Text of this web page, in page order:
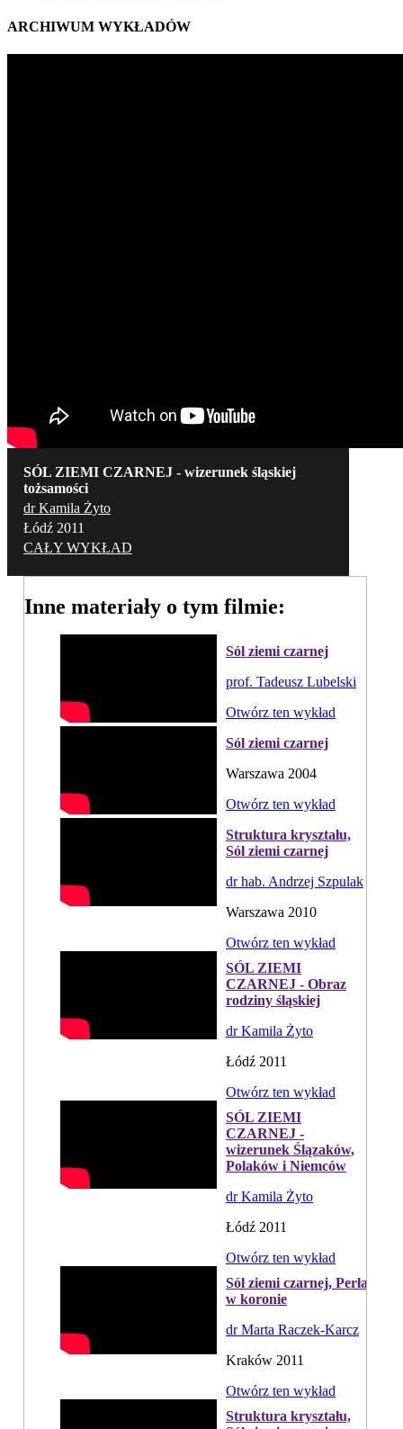
ARCHIWUM WYKŁADÓW
SÓL ZIEMI CZARNEJ - wizerunek śląskiej
tożsamości
dr Kamila Żyto
Łódź 2011
CAŁY WYKŁAD
Inne materiały o tym filmie:
Sól ziemi czarnej
prof. Tadeusz Lubelski
Otwórz ten wykład
Sól ziemi czarnej
Warszawa 2004
Otwórz ten wykład
Struktura kryształu,
Sól ziemi czarnej
dr hab. Andrzej Szpulak
Warszawa 2010
Otwórz ten wykład
SÓL ZIEMI
CZARNEJ - Obraz
rodziny śląskiej
dr Kamila Żyto
Łódź 2011
Otwórz ten wykład
SÓL ZIEMI
CZARNEJ -
wizerunek Ślązaków,
Polaków i Niemców
dr Kamila Żyto
Łódź 2011
Otwórz ten wykład
Sól ziemi czarnej, Perła
w koronie
dr Marta Raczek-Karcz
Kraków 2011
Otwórz ten wykład
Struktura kryształu,